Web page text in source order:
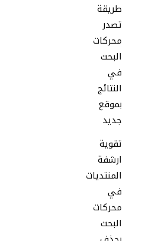
طريقة
تصدر
محركات
البحث
في
النتائج
بموقع
جديد
تقوية
ارشفة
المنتديات
في
محركات
البحث